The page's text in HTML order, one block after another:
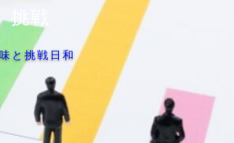
挑戦
と挑戦日和